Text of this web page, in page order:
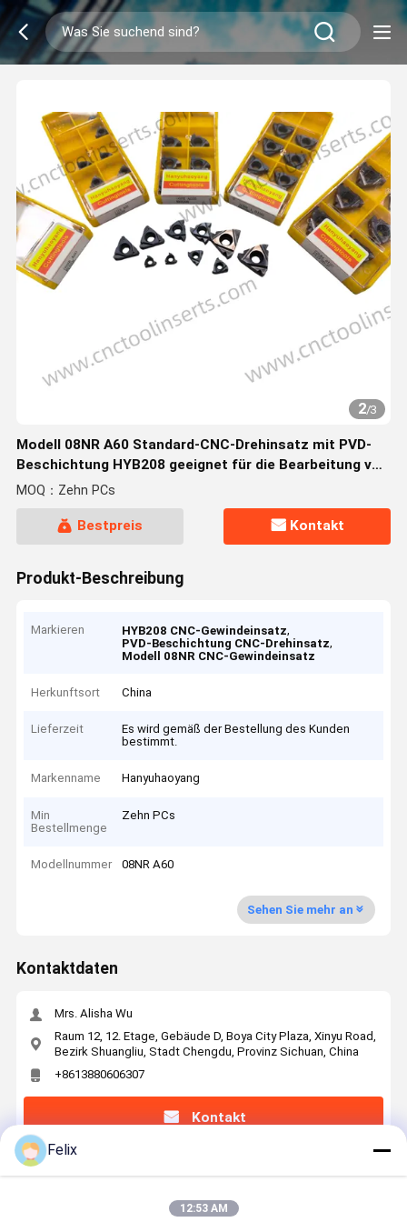
2/3
Modell 08NR A60 Standard-CNC-Drehinsatz mit PVD-
Beschichtung HYB208 geeignet für die Bearbeitung von
schwer zu bearbeitenden Materialien, ausgenommen
MOQ：Zehn PCs
Bestpreis Kontakt
Produkt-Beschreibung
Markieren HYB208 CNC-Gewindeinsatz,
PVD-Beschichtung CNC-Drehinsatz,
Modell 08NR CNC-Gewindeinsatz
Herkunftsort China
Lieferzeit
Es wird gemäß der Bestellung des Kunden
bestimmt.
Markenname Hanyuhaoyang
Min
Bestellmenge
Zehn PCs
Modellnummer 08NR A60
Sehen Sie mehr an
Kontaktdaten
Mrs. Alisha Wu
Raum 12, 12. Etage, Gebäude D, Boya City Plaza, Xinyu Road,
Bezirk Shuangliu, Stadt Chengdu, Provinz Sichuan, China
+8613880606307
Kontakt
Erhalten Sie Den Besten Preis Für
Felix
12:53 AM